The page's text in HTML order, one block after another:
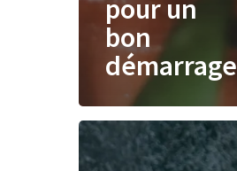
pour un
bon
démarrage